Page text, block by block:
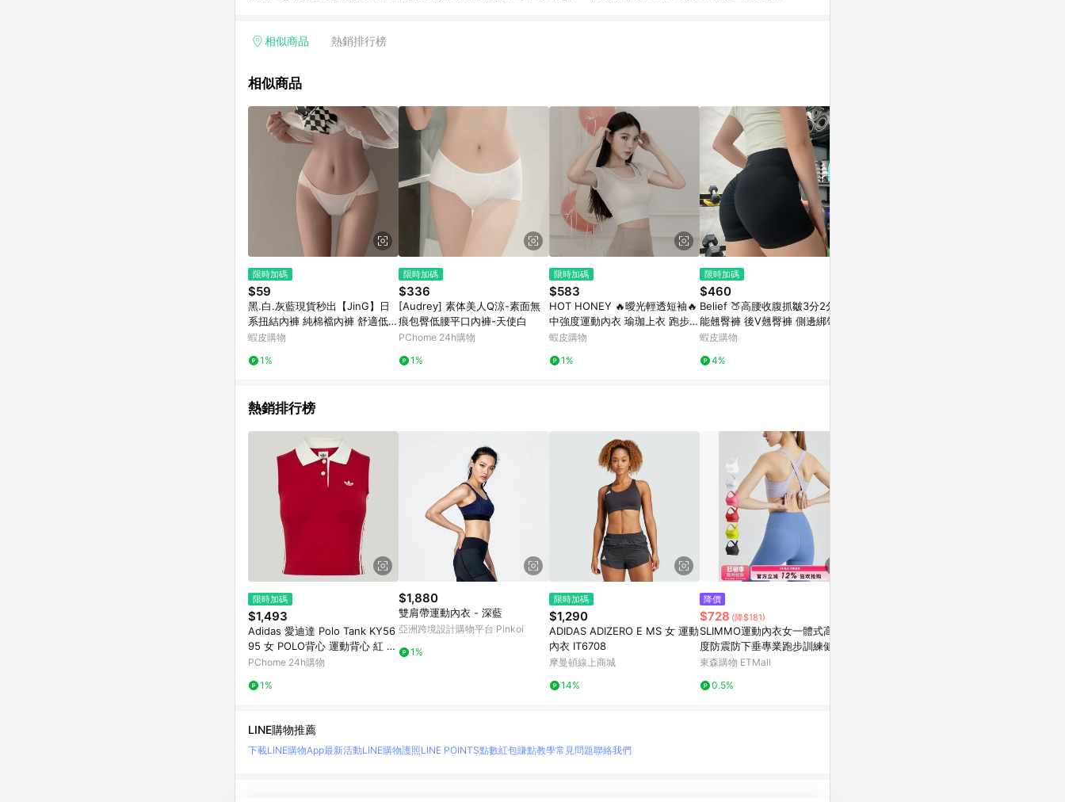
相似商品 熱銷排行榜
相似商品
限時加碼
$59
黑.白.灰藍現貨秒出【JinG】日
系扭結內褲 純棉襠內褲 舒適低腰
三角褲 親膚內褲
蝦皮購物
1%
限時加碼
$336
[Audrey] 素体美人Q涼-素面無
痕包臀低腰平口內褲-天使白
PChome 24h購物
1%
限時加碼
$583
HOT HONEY 🔥曖光輕透短袖🔥
中強度運動內衣 瑜珈上衣 跑步
健身 修飾副乳 現貨
蝦皮購物
1%
限時加碼
$460
Belief 🍑高腰收腹抓皺3分2分機
能翹臀褲 後V翹臀褲 側邊綁帶翹
臀褲 蜜桃臀 提臀 無尷尬線
蝦皮購物
4%
熱銷排行榜
限時加碼
$1,493
Adidas 愛迪達 Polo Tank KY56
95 女 POLO背心 運動背心 紅 亞
版 領口設計
PChome 24h購物
1%
$1,880
雙肩帶運動內衣 - 深藍
亞洲跨境設計購物平台 Pinkoi
1%
限時加碼
$1,290
ADIDAS ADIZERO E MS 女 運動
內衣 IT6708
摩曼頓線上商城
14%
降價
$728 (降$181)
SLIMMO運動內衣女一體式高強
度防震防下垂專業跑步訓練健身
背心秋
東森購物 ETMall
0.5%
LINE購物推薦
下載LINE購物App最新活動LINE購物護照LINE POINTS點數紅包賺點教學常見問題聯絡我們